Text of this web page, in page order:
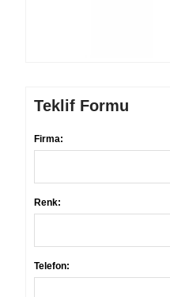
Teklif Formu
Firma:
Renk:
Telefon: